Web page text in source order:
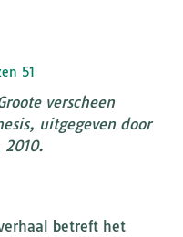
51
verscheen
uitgegeven door
2010.
betreft het